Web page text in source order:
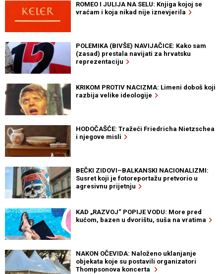
ROMEO I JULIJA NA SELU: Knjiga kojoj se
vraćam i koja nikad nije iznevjerila
POLEMIKA (BIVŠE) NAVIJAČICE: Kako sam
(zasad) prestala navijati za hrvatsku
reprezentaciju
KRIKOM PROTIV NACIZMA: Limeni doboš koji
razbija velike ideologije
HODOČAŠĆE: Tražeći Friedricha Nietzschea
i njegove misli
BEČKI ZIDOVI–BALKANSKI NACIONALIZMI:
Susret koji je fotoreportažu pretvorio u
agresivnu prijetnju
KAD „RAZVOJ“ POPIJE VODU: More pred
kućom, bazen u dvorištu, suša na vratima
NAKON OČEVIDA: Naloženo uklanjanje
objekata koje su postavili organizatori
Thompsonova koncerta